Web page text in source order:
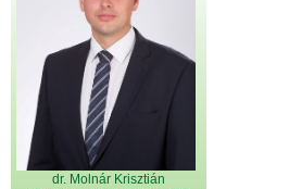
dr. Molnár Krisztián